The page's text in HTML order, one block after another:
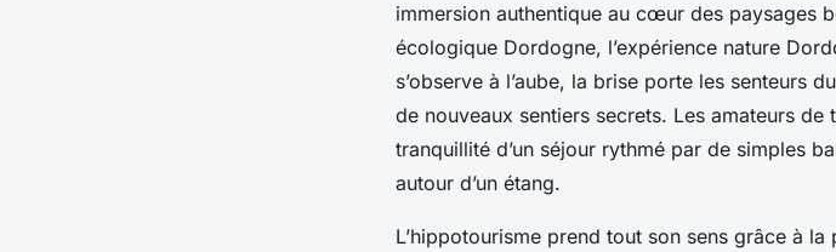
immersion authentique au cœur des paysages
écologique Dordogne, l’expérience nature
s’observe à l’aube, la brise porte les senteurs
de nouveaux sentiers secrets. Les amateurs
tranquillité d’un séjour rythmé par de simples
autour d’un étang.
L’hippotourisme prend tout son sens grâce à